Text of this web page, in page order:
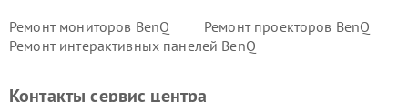
Ремонт мониторов BenQ
Ремонт проекторов BenQ
Ремонт интерактивных панелей BenQ
Контакты сервис центра